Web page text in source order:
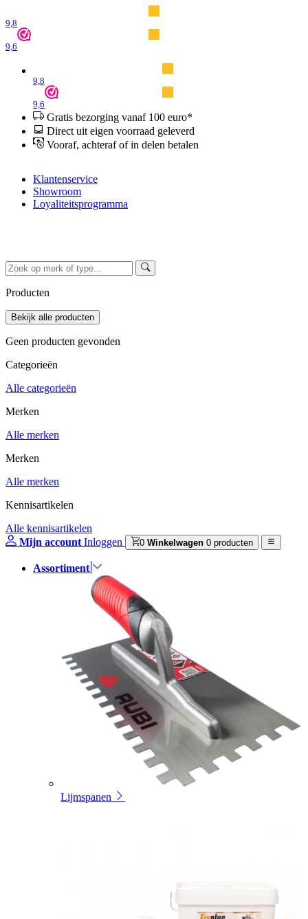
9,8
9,6
9,8
9,6
Gratis bezorging vanaf 100 euro*
Direct uit eigen voorraad geleverd
Vooraf, achteraf of in delen betalen
Klantenservice
Showroom
Loyaliteitsprogramma
Producten
Geen producten gevonden
Categorieën
Alle categorieën
Merken
Alle merken
Merken
Alle merken
Kennisartikelen
Alle kennisartikelen
Mijn account Inloggen 0 Winkelwagen 0 producten
Assortiment
Lijmspanen